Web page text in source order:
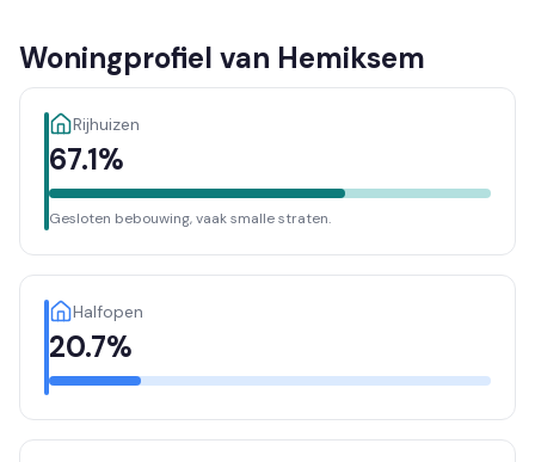
Woningprofiel van Hemiksem
Rijhuizen
67.1%
Gesloten bebouwing, vaak smalle straten.
Halfopen
20.7%